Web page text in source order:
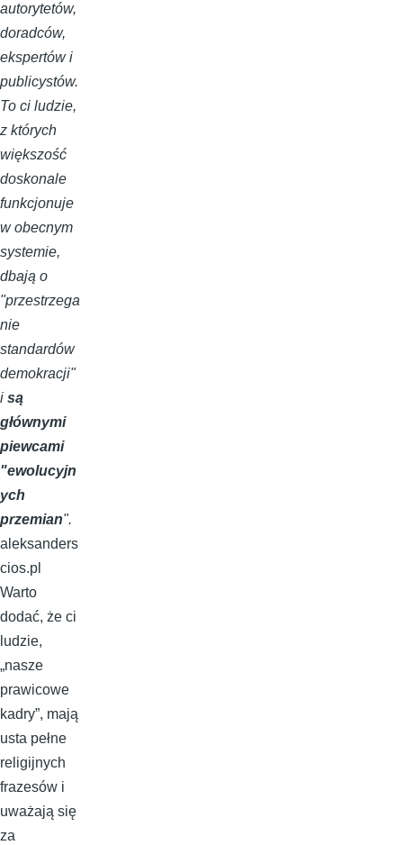
autorytetów,
doradców,
ekspertów i
publicystów.
To ci ludzie,
z których
większość
doskonale
funkcjonuje
w obecnym
systemie,
dbają o
"przestrzega
nie
standardów
demokracji"
i są
głównymi
piewcami
"ewolucyjn
ych
przemian".
aleksanders
cios.pl
Warto
dodać, że ci
ludzie,
„nasze
prawicowe
kadry”, mają
usta pełne
religijnych
frazesów i
uważają się
za